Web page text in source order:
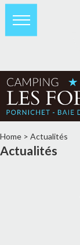
Home > Actualités
Actualités